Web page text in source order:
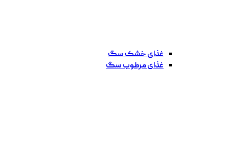
غذای خشک سگ
غذای مرطوب سگ